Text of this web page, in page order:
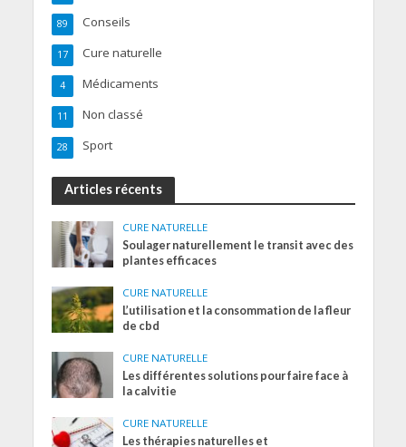
Conseils
89
Cure naturelle
17
Médicaments
4
Non classé
11
Sport
28
Articles récents
CURE NATURELLE
Soulager naturellement le transit avec des
plantes efficaces
CURE NATURELLE
L’utilisation et la consommation de la fleur
de cbd
CURE NATURELLE
Les différentes solutions pour faire face à
la calvitie
CURE NATURELLE
Les thérapies naturelles et